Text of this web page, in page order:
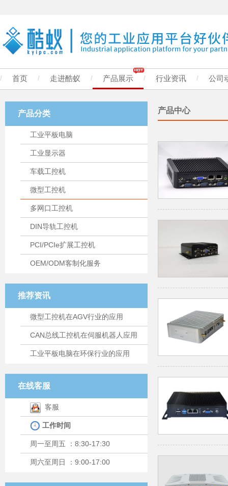
/ 首页 / 走进酷蚁 / 产品展示 / 行业资讯 / 公司
产品分类
工业平板电脑
工业显示器
车载工控机
微型工控机
多网口工控机
DIN导轨工控机
PCI/PCIe扩展工控机
OEM/ODM客制化服务
推荐资讯
微型工控机在AGV行业的应用
CAN总线工控机在伺服机器人应用
工业平板电脑在环保行业的应用
在线客服
客服
工作时间
周一至周五 ：8:30-17:30
周六至周日 ：9:00-17:00
产品中心